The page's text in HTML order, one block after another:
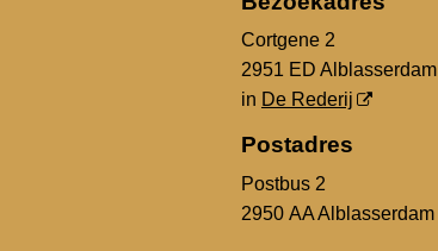
Cortgene 2
2951 ED Alblasserdam
in De Rederij
Postadres
Postbus 2
2950 AA Alblasserdam